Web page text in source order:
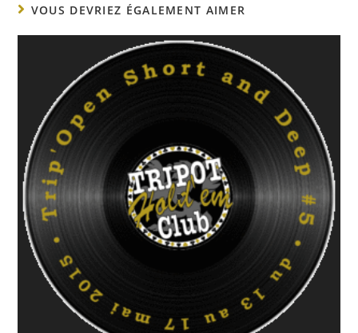
VOUS DEVRIEZ ÉGALEMENT AIMER